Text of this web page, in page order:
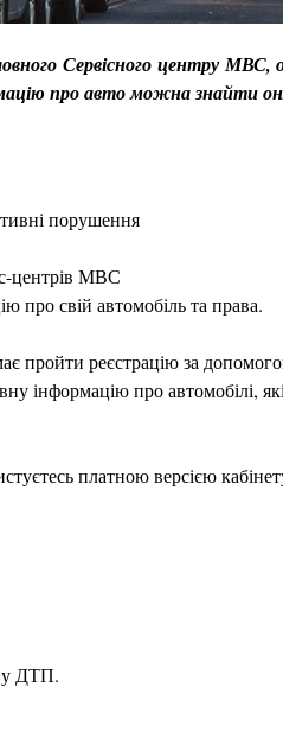
Сервісного центру
про авто можна знайти
порушення
центрів МВС
про свій автомобіль та права.
пройти реєстрацію за
інформацію про автомобілі,
платною версією
у ДТП.